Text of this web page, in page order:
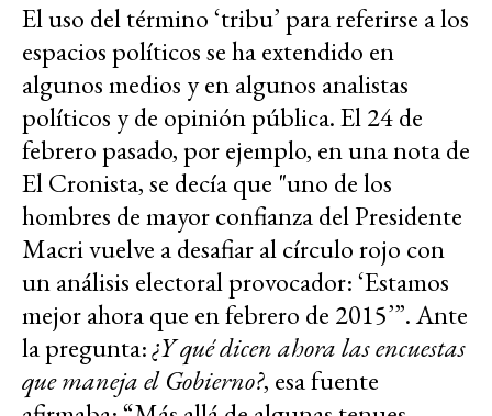
El uso del término ‘tribu’ para referirse a los
espacios políticos se ha extendido en
algunos medios y en algunos analistas
políticos y de opinión pública. El 24 de
febrero pasado, por ejemplo, en una nota de
El Cronista, se decía que "uno de los
hombres de mayor confianza del Presidente
Macri vuelve a desafiar al círculo rojo con
un análisis electoral provocador: ‘Estamos
mejor ahora que en febrero de 2015’”. Ante
la pregunta:¿Y qué dicen ahora las encuestas
que maneja el Gobierno?, esa fuente